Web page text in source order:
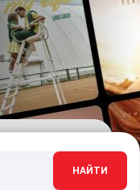
НАЙТИ